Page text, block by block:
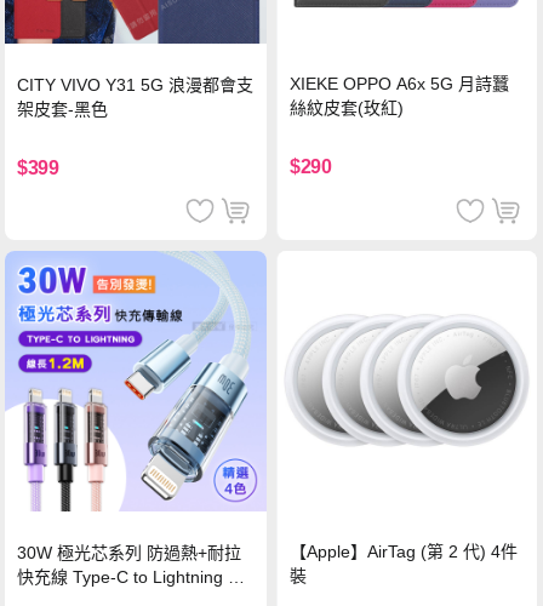
CITY VIVO Y31 5G 浪漫都會支
架皮套-黑色
$399
XIEKE OPPO A6x 5G 月詩蠶
絲紋皮套(玫紅)
$290
30W 極光芯系列 防過熱+耐拉
快充線 Type-C to Lightning 傳
【Apple】AirTag (第 2 代) 4件
裝